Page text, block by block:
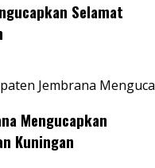
Selamat
Jembrana
Mengucapkan
Kuningan